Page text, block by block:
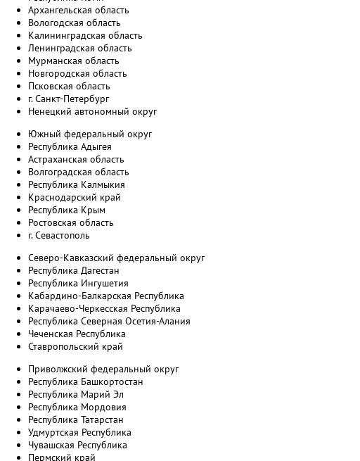
Архангельская область
Вологодская область
Калининградская область
Ленинградская область
Мурманская область
Новгородская область
Псковская область
г. Санкт-Петербург
Ненецкий автономный округ
Южный федеральный округ
Республика Адыгея
Астраханская область
Волгоградская область
Республика Калмыкия
Краснодарский край
Республика Крым
Ростовская область
г. Севастополь
Северо-Кавказский федеральный округ
Республика Дагестан
Республика Ингушетия
Кабардино-Балкарская Республика
Карачаево-Черкесская Республика
Республика Северная Осетия-Алания
Чеченская Республика
Ставропольский край
Приволжский федеральный округ
Республика Башкортостан
Республика Марий Эл
Республика Мордовия
Республика Татарстан
Удмуртская Республика
Чувашская Республика
Пермский край